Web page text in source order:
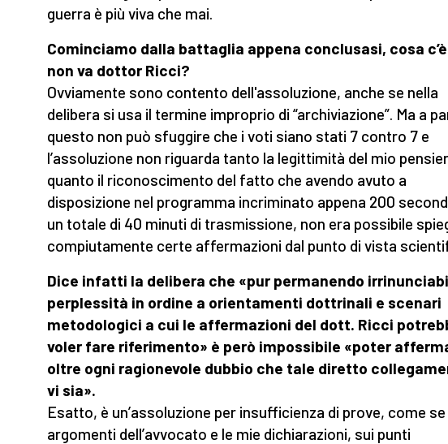
guerra è più viva che mai.
Cominciamo dalla battaglia appena conclusasi, cosa
non va dottor Ricci?
Ovviamente sono contento dell'assoluzione, anche se nella
delibera si usa il termine improprio di “archiviazione”. Ma a
questo non può sfuggire che i voti siano stati 7 contro 7 e
l’assoluzione non riguarda tanto la legittimità del mio
quanto il riconoscimento del fatto che avendo avuto a
disposizione nel programma incriminato appena 200
un totale di 40 minuti di trasmissione, non era possibile
compiutamente certe affermazioni dal punto di vista
Dice infatti la delibera che «pur permanendo
perplessità in ordine a orientamenti dottrinali e scenari
metodologici a cui le affermazioni del dott. Ricci
voler fare riferimento» è però impossibile «poter
oltre ogni ragionevole dubbio che tale diretto
vi sia».
Esatto, è un’assoluzione per insufficienza di prove, come se
argomenti dell’avvocato e le mie dichiarazioni, sui punti